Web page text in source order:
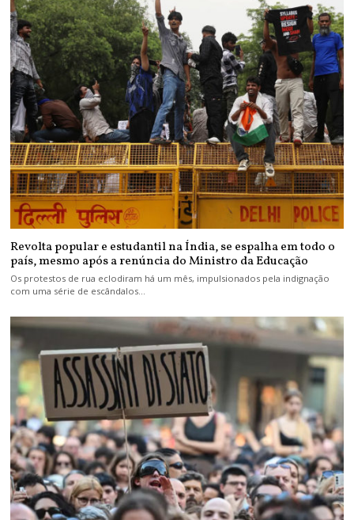
Revolta popular e estudantil na Índia, se espalha em todo o
país, mesmo após a renúncia do Ministro da Educação
Os protestos de rua eclodiram há um mês, impulsionados pela indignação
com uma série de escândalos…